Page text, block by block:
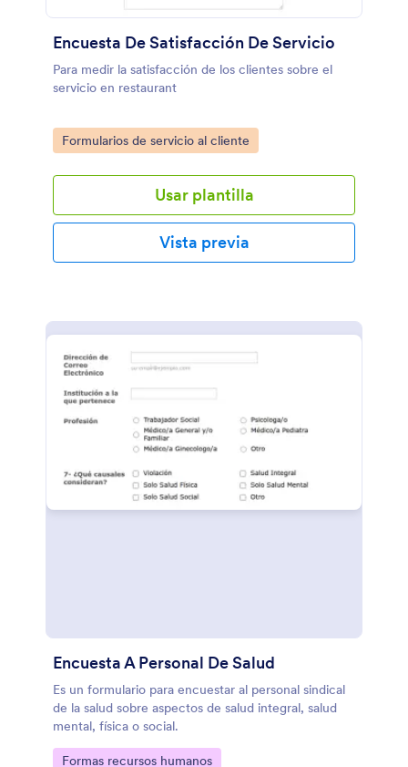
Encuesta De Satisfacción De Servicio
Para medir la satisfacción de los clientes sobre el
servicio en restaurant
Go to Category:
Formularios de servicio al cliente
Usar plantilla
Vista previa
Encuesta A Personal De Salud
Es un formulario para encuestar al personal sindical
de la salud sobre aspectos de salud integral, salud
mental, física o social.
Go to Category:
Formas recursos humanos